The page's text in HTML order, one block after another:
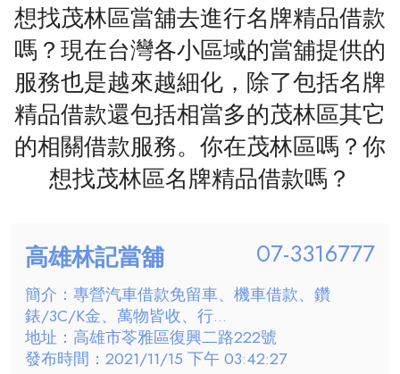
想找茂林區當舖去進行名牌精品借款
嗎？現在台灣各小區域的當舖提供的
服務也是越來越細化，除了包括名牌
精品借款還包括相當多的茂林區其它
的相關借款服務。你在茂林區嗎？你
想找茂林區名牌精品借款嗎？
高雄林記當舖 07-3316777
簡介：專營汽車借款免留車、機車借款、鑽
錶/3C/K金、萬物皆收、行...
地址：高雄市苓雅區復興二路222號
發布時間：2021/11/15 下午 03:42:27